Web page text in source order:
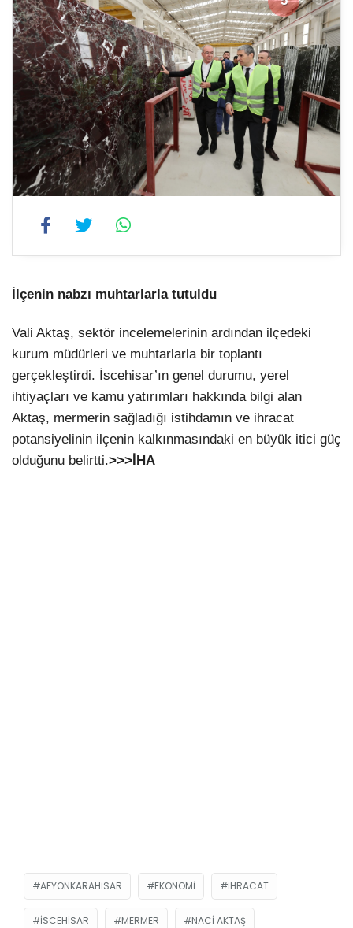
İlçenin nabzı muhtarlarla tutuldu
Vali Aktaş, sektör incelemelerinin ardından ilçedeki
kurum müdürleri ve muhtarlarla bir toplantı
gerçekleştirdi. İscehisar’ın genel durumu, yerel
ihtiyaçları ve kamu yatırımları hakkında bilgi alan
Aktaş, mermerin sağladığı istihdamın ve ihracat
potansiyelinin ilçenin kalkınmasındaki en büyük itici güç
olduğunu belirtti.>>>İHA
AFYONKARAHISAR EKONOMI IHRACAT
ISCEHISAR MERMER NACI AKTAŞ